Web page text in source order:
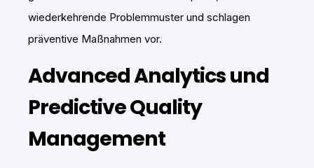
wiederkehrende Problemmuster und schlagen
präventive Maßnahmen vor.
Advanced Analytics und
Predictive Quality
Management